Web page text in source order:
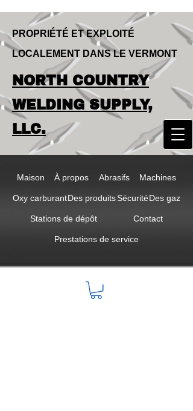
LOCALLY OWNED & OPERATED IN
VERMONT
NORTH COUNTRY
WELDING SUPPLY,
LLC
PROPRIÉTÉ ET EXPLOITÉ
LOCALEMENT DANS LE VERMONT
NORTH COUNTRY
WELDING SUPPLY,
LLC.
Maison À propos Abrasifs Machines
Oxy carburantDes produitsSécuritéDes gaz
Stations de dépôt Contact
Prestations de service